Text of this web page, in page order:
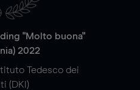
"Molto buona"
2022
Tedesco dei
(DKI)